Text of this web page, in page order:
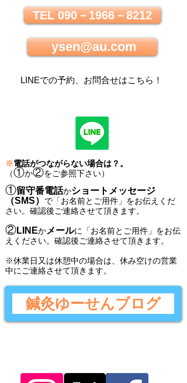
TEL 090－1966－8212
ysen@au.com
LINEでの予約、お問合せはこちら ！
※電話がつながらない場合は？。
（①か②をご参照下さい）
①留守番電話かショートメッセージ
（SMS） で 「お名前とご用件 」 をお伝えくだ
さい。 確認後ご連絡させて頂きます。
②LINEかメールに 「お名前とご用件 」 をお伝
えください。 確認後ご連絡させて頂きます。
​※休業日又は休憩中の場合は、休み空けの営業
中にご連絡させて頂きます。
鍼灸ゆーせんブログ